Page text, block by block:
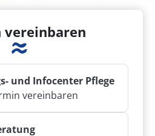
vereinbaren
und Infocenter Pflege
vereinbaren